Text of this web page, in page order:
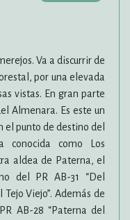
Va a discurrir de
por una elevada
vistas. En gran parte
Almenara. Es este un
el punto de destino del
conocida como Los
aldea de Paterna, el
del PR AB-31 “Del
Viejo”. Además de
AB-28 “Paterna del